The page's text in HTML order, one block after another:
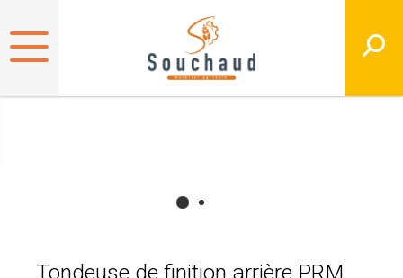
Tondeuse de finition arrière PRM